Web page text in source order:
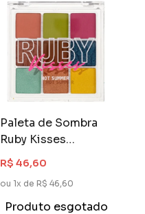
Paleta de Sombra
Ruby Kisses
Memories
Collection Hot
Summer
R$ 46,60
ou 1x de R$ 46,60
Produto esgotado